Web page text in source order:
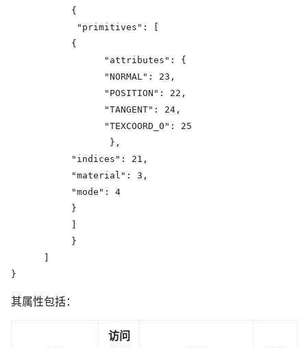
           {
            "primitives": [
           {
                 "attributes": {
                 "NORMAL": 23,
                 "POSITION": 22,
                 "TANGENT": 24,
                 "TEXCOORD_0": 25
                  },
           "indices": 21,
           "material": 3,
           "mode": 4
           }
           }
}
其属性包括：
访问